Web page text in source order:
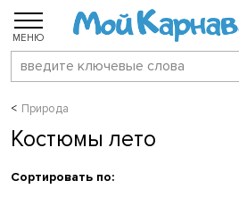
МЕНЮ
Природа
Костюмы лето
Сортировать по: